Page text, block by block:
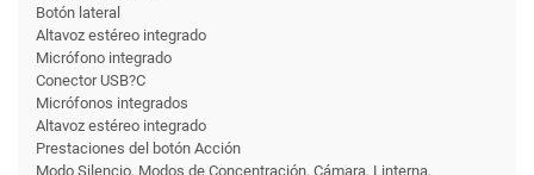
Botón lateral
Altavoz estéreo integrado
Micrófono integrado
Conector USB?C
Micrófonos integrados
Altavoz estéreo integrado
Prestaciones del botón Acción
Modo Silencio, Modos de Concentración, Cámara, Linterna,